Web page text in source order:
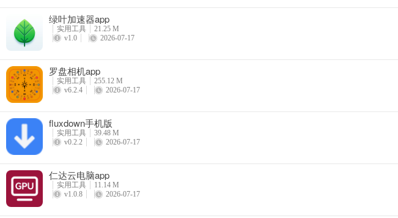
2、辅助提高教学能力，实现更好的教学效果
更新日志
v1.2.0版本
优化了功能体验
绿叶加速器app
实用工具
21.25 M
v1.0
2026-07-17
罗盘相机app
实用工具
255.12 M
v6.2.4
2026-07-17
fluxdown手机版
实用工具
39.48 M
v0.2.2
2026-07-17
仁达云电脑app
实用工具
11.14 M
v1.0.8
2026-07-17